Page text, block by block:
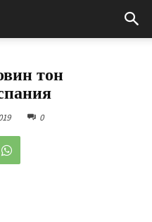
тон
0